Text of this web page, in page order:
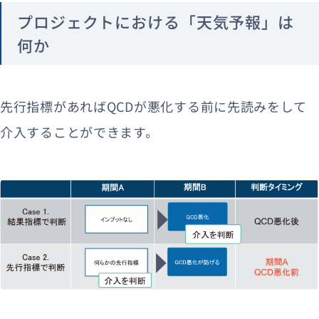
プロジェクトにおける「天気予報」は
何か
先行指標があればQCDが悪化する前に先読みをして
介入することができます。